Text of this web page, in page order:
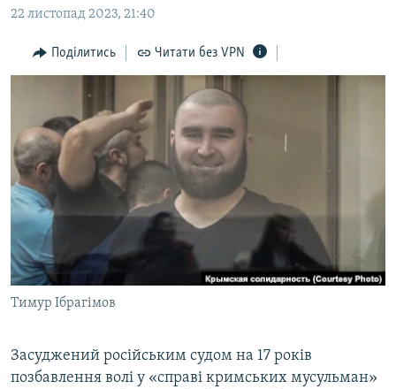
Перейти
пошукуІНТЕРВ'Ю
СПЕЦПРОЕКТИ
ДЕПОРТАЦІЯ
ВІДЕОУРОКИ «ELIFBE»
СВІДЧЕННЯ ОКУПАЦІЇ
УКРАЇНСЬКА ПРОБЛЕМА КРИМУ
ІНФОГРАФІКА
ЯК ОБІЙТИ БЛОКУВАННЯ
Русский
Qırımtatar
ДОЛУЧАЙСЯ!
Усі сайти RFE/RL
22 листопад 2023, 21:40
Поділитись Читати без VPN
Тимур Ібрагімов
Засуджений російським судом на 17 років
позбавлення волі у «справі кримських мусульман»